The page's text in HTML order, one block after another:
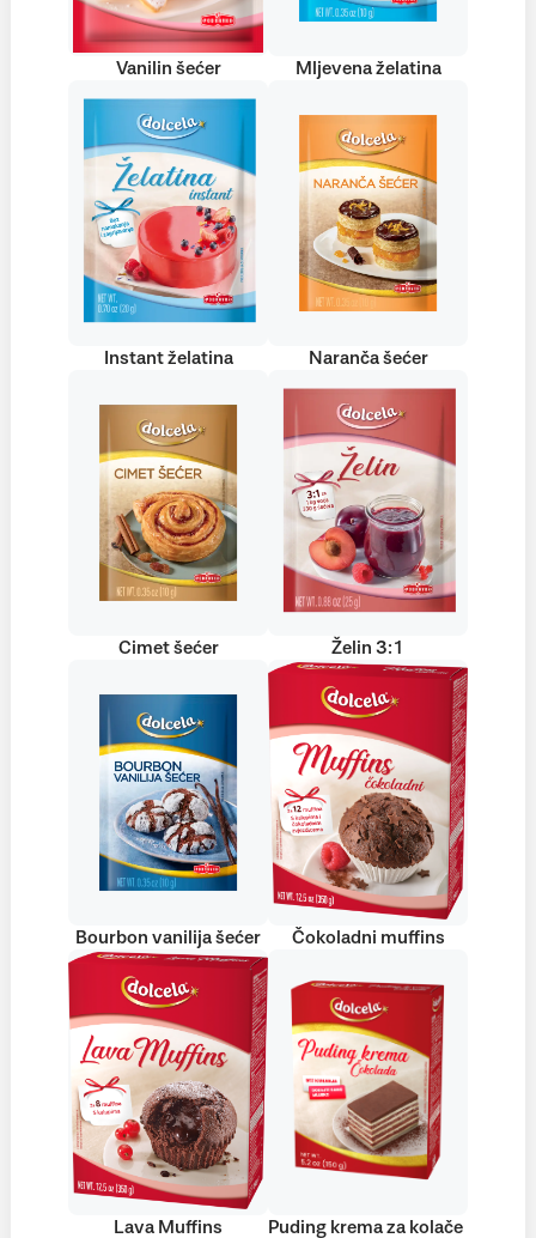
Vanilin šećer Mljevena želatina
Instant želatina Naranča šećer
Cimet šećer Želin 3:1
Bourbon vanilija šećer Čokoladni muffins
Lava Muffins
Puding krema za kolače